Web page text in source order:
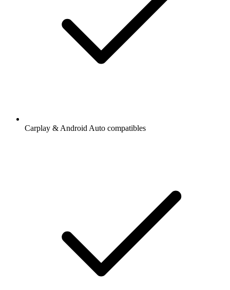
Carplay & Android Auto compatibles